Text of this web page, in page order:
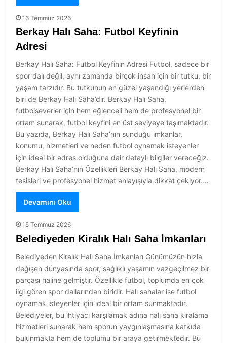
16 Temmuz 2026
Berkay Halı Saha: Futbol Keyfinin
Adresi
Berkay Halı Saha: Futbol Keyfinin Adresi Futbol, sadece bir
spor dalı değil, aynı zamanda birçok insan için bir tutku, bir
yaşam tarzıdır. Bu tutkunun en güzel yaşandığı yerlerden
biri de Berkay Halı Saha’dır. Berkay Halı Saha,
futbolseverler için hem eğlenceli hem de profesyonel bir
ortam sunarak, futbol keyfini en üst seviyeye taşımaktadır.
Bu yazıda, Berkay Halı Saha’nın sunduğu imkanlar,
konumu, hizmetleri ve neden futbol oynamak isteyenler
için ideal bir adres olduğuna dair detaylı bilgiler vereceğiz.
Berkay Halı Saha’nın Özellikleri Berkay Halı Saha, modern
tesisleri ve profesyonel hizmet anlayışıyla dikkat çekiyor.…
Devamını Oku
15 Temmuz 2026
Belediyeden Kiralık Halı Saha İmkanları
Belediyeden Kiralık Halı Saha İmkanları Günümüzün hızla
değişen dünyasında spor, sağlıklı yaşamın vazgeçilmez bir
parçası haline gelmiştir. Özellikle futbol, toplumda en çok
ilgi gören spor dallarından biridir. Halı sahalar ise futbol
oynamak isteyenler için ideal bir ortam sunmaktadır.
Belediyeler, bu ihtiyacı karşılamak adına halı saha kiralama
hizmetleri sunarak hem sporun yaygınlaşmasına katkıda
bulunmakta hem de toplumu bir araya getirmektedir. Bu